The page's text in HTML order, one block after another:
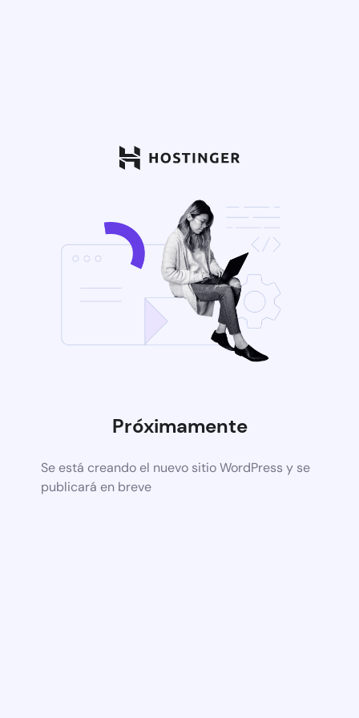
Próximamente
Se está creando el nuevo sitio WordPress y se
publicará en breve